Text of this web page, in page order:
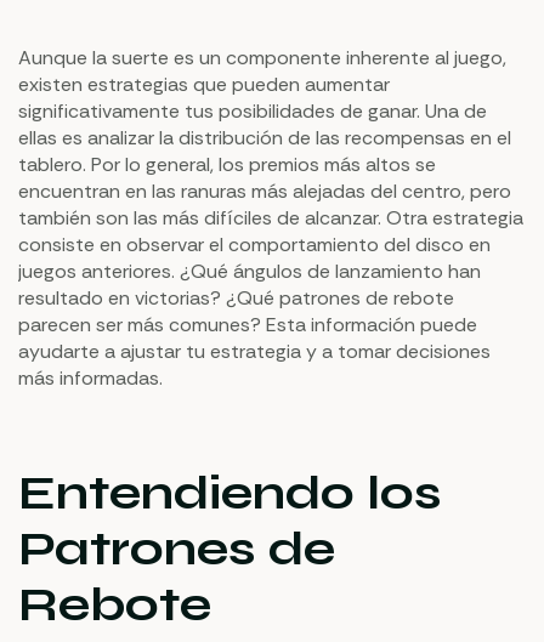
Aunque la suerte es un componente inherente al juego,
existen estrategias que pueden aumentar
significativamente tus posibilidades de ganar. Una de
ellas es analizar la distribución de las recompensas en el
tablero. Por lo general, los premios más altos se
encuentran en las ranuras más alejadas del centro, pero
también son las más difíciles de alcanzar. Otra estrategia
consiste en observar el comportamiento del disco en
juegos anteriores. ¿Qué ángulos de lanzamiento han
resultado en victorias? ¿Qué patrones de rebote
parecen ser más comunes? Esta información puede
ayudarte a ajustar tu estrategia y a tomar decisiones
más informadas.
Entendiendo los
Patrones de
Rebote